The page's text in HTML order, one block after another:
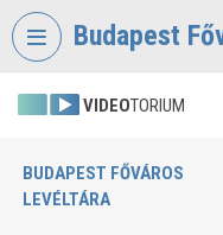
Fejléc kihagyása
Budapest
VIDEOTORIUM
BUDAPEST FŐVÁROS
LEVÉLTÁRA